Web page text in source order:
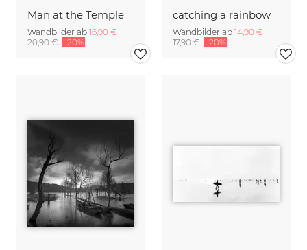
Man at the Temple
Wandbilder ab 16,90 €
20,90 € -20%
catching a rainbow
Wandbilder ab 14,90 €
17,90 € -20%